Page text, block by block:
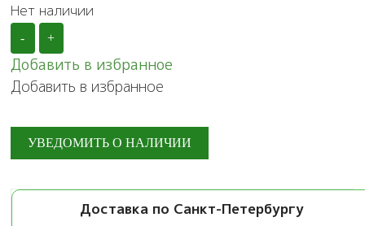
Нет наличии
- +
Добавить в избранное
Добавить в избранное
Доставка по Санкт-Петербургу